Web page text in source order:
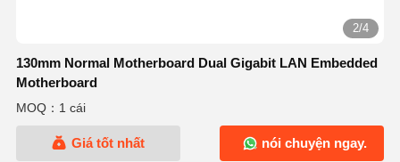
2/4
130mm Normal Motherboard Dual Gigabit LAN Embedded
Motherboard
MOQ：1 cái
Giá tốt nhất nói chuyện ngay.